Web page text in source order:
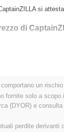
si
di
rispetto
0.00% ,
un
fornite solo a
(DYOR) e
perdite derivanti